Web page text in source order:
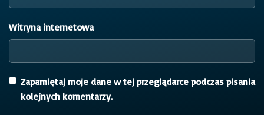
Witryna internetowa
Zapamiętaj moje dane w tej przeglądarce podczas pisania
kolejnych komentarzy.